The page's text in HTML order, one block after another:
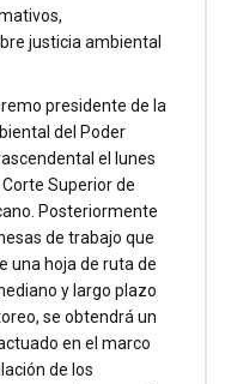
justicia ambiental
presidente de la
del Poder
el lunes
Superior de
Posteriormente
de trabajo que
una hoja de ruta de
y largo plazo
se obtendrá un
en el marco
de los